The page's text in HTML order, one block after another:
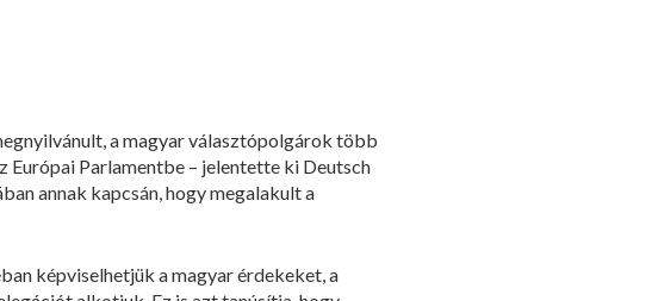
a magyar választópolgárok több
Parlamentbe – jelentette ki Deutsch
annak kapcsán, hogy megalakult a
képviselhetjük a magyar érdekeket, a